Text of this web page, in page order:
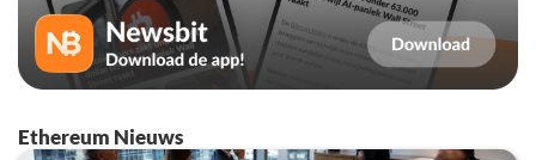
Ethereum Nieuws